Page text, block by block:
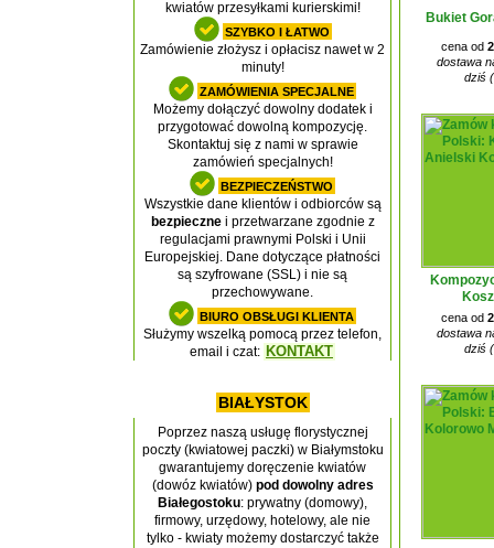
kwiatów przesyłkami kurierskimi!
SZYBKO I ŁATWO
Zamówienie złożysz i opłacisz nawet w 2
minuty!
ZAMÓWIENIA SPECJALNE
Możemy dołączyć dowolny dodatek i
przygotować dowolną kompozycję.
Skontaktuj się z nami w sprawie
zamówień specjalnych!
BEZPIECZEŃSTWO
Wszystkie dane klientów i odbiorców są
bezpiecznei przetwarzane zgodnie z
regulacjami prawnymi Polski i Unii
Europejskiej. Dane dotyczące płatności
są szyfrowane (SSL) i nie są
przechowywane.
BIURO OBSŁUGI KLIENTA
Służymy wszelką pomocą przez telefon,
email i czat: KONTAKT
BIAŁYSTOK
Poprzez naszą usługę florystycznej
poczty (kwiatowej paczki) w Białymstoku
gwarantujemy doręczenie kwiatów
(dowóz kwiatów) pod dowolny adres
Białegostoku: prywatny (domowy),
firmowy, urzędowy, hotelowy, ale nie
tylko - kwiaty możemy dostarczyć także
Bukiet
cena od
dostawa
dziś
cena od
dostawa
dziś